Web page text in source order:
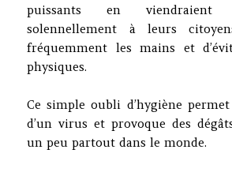
puissants en viendraient
solennellement à leurs
fréquemment les mains et
physiques.
Ce simple oubli d’hygiène
d’un virus et provoque des
un peu partout dans le monde.